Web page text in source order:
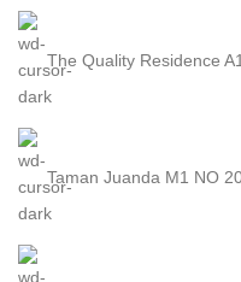
The Quality Residence
Taman Juanda M1 NO